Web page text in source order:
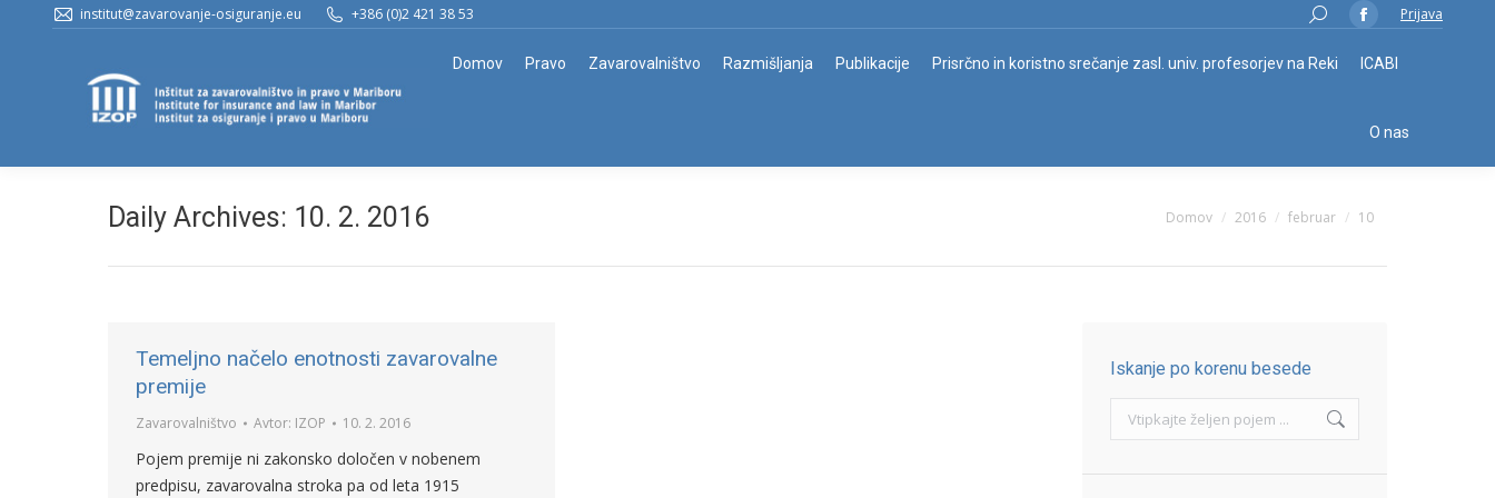
institut@zavarovanje-osiguranje.eu +386 (0)2 421 38 53 Search:
Facebook
page
new
window
Prijava
Domov Pravo Zavarovalništvo Razmišljanja Publikacije Prisrčno in koristno srečanje zasl. univ. profesorjev na Reki ICABI
O nas
Daily Archives: 10. 2. 2016 You are here:
Domov 2016 februar 10
Temeljno načelo enotnosti zavarovalne
premije
Zavarovalništvo Avtor: IZOP 10. 2. 2016
Pojem premije ni zakonsko določen v nobenem
predpisu, zavarovalna stroka pa od leta 1915
Iskanje po korenu besede
Search: